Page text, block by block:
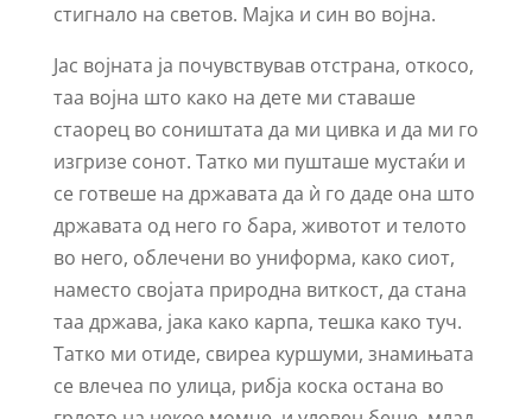
стигнало на светов. Мајка и син во војна.
Јас војната ја почувствував отстрана, откосо,
таа војна што како на дете ми ставаше
стаорец во соништата да ми цивка и да ми го
изгризе сонот. Татко ми пушташе мустаќи и
се готвеше на државата да ѝ го даде она што
државата од него го бара, животот и телото
во него, облечени во униформа, како сиот,
наместо својата природна виткост, да стана
таа држава, јака како карпа, тешка како туч.
Татко ми отиде, свиреа куршуми, знамињата
се влечеа по улица, рибја коска остана во